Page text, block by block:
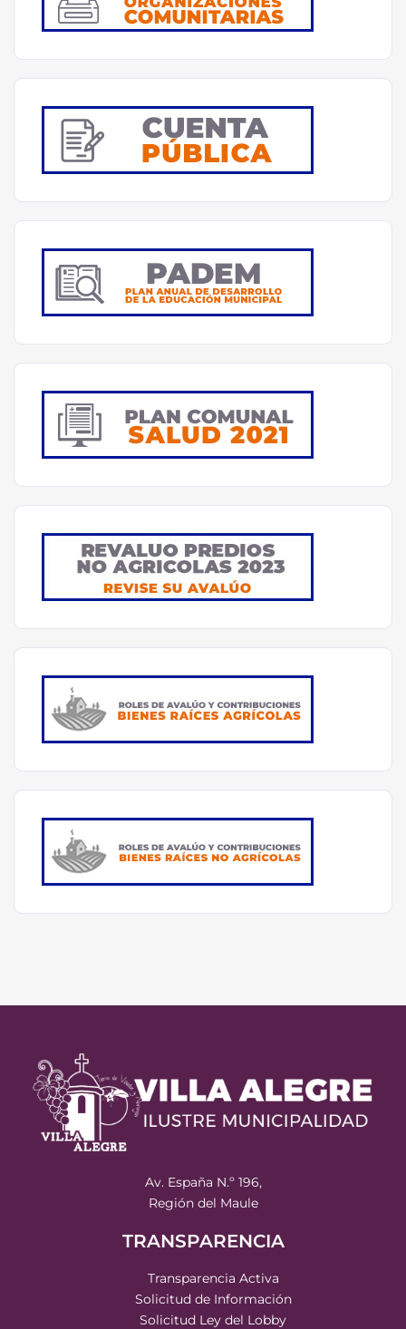
Av. España N.º 196,
Región del Maule
TRANSPARENCIA
Transparencia Activa
Solicitud de Información
Solicitud Ley del Lobby